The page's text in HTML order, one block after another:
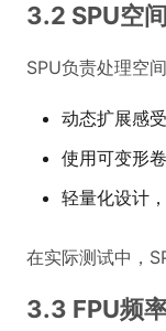
3.2 SPU空
SPU负责处理空
动态扩展感
使用可变形
轻量化设计
在实际测试中，
3.3 FPU频